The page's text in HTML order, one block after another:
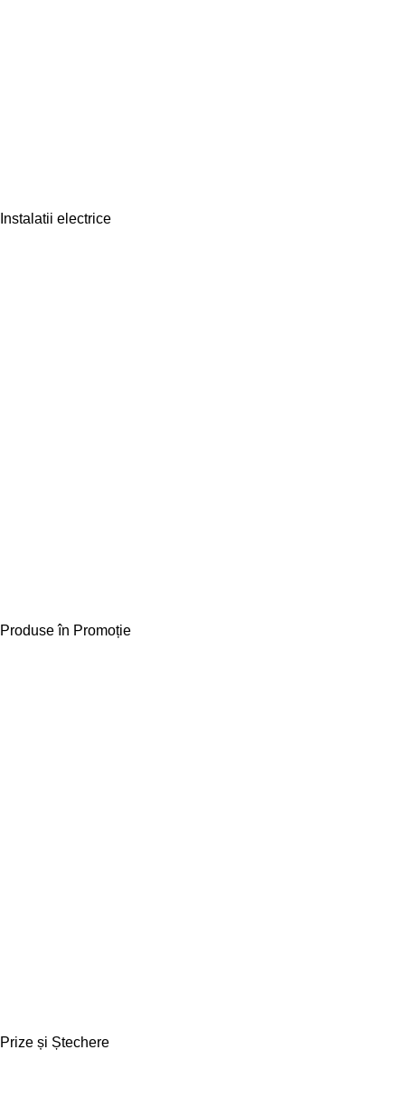
Instalatii electrice
Produse în Promoție
Prize și Ștechere